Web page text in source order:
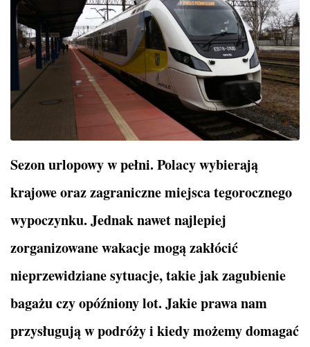
Sezon urlopowy w pełni. Polacy wybierają
krajowe oraz zagraniczne miejsca tegorocznego
wypoczynku. Jednak nawet najlepiej
zorganizowane wakacje mogą zakłócić
nieprzewidziane sytuacje, takie jak zagubienie
bagażu czy opóźniony lot. Jakie prawa nam
przysługują w podróży i kiedy możemy domagać